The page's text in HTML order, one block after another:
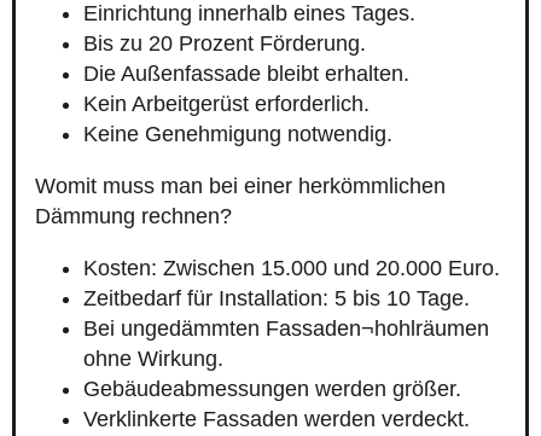
Einrichtung innerhalb eines Tages.
Bis zu 20 Prozent Förderung.
Die Außenfassade bleibt erhalten.
Kein Arbeitgerüst erforderlich.
Keine Genehmigung notwendig.
Womit muss man bei einer herkömmlichen
Dämmung rechnen?
Kosten: Zwischen 15.000 und 20.000 Euro.
Zeitbedarf für Installation: 5 bis 10 Tage.
Bei ungedämmten Fassaden¬hohlräumen
ohne Wirkung.
Gebäudeabmessungen werden größer.
Verklinkerte Fassaden werden verdeckt.